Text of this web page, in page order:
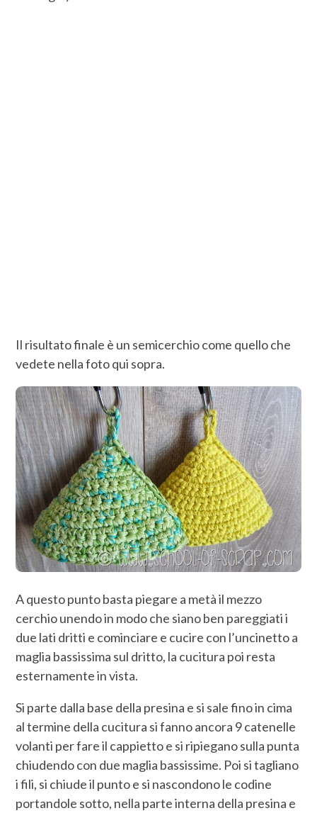
Il risultato finale è un semicerchio come quello che
vedete nella foto qui sopra.
A questo punto basta piegare a metà il mezzo
cerchio unendo in modo che siano ben pareggiati i
due lati dritti e cominciare e cucire con l’uncinetto a
maglia bassissima sul dritto, la cucitura poi resta
esternamente in vista.
Si parte dalla base della presina e si sale fino in cima
al termine della cucitura si fanno ancora 9 catenelle
volanti per fare il cappietto e si ripiegano sulla punta
chiudendo con due maglia bassissime. Poi si tagliano
i fili, si chiude il punto e si nascondono le codine
portandole sotto, nella parte interna della presina e